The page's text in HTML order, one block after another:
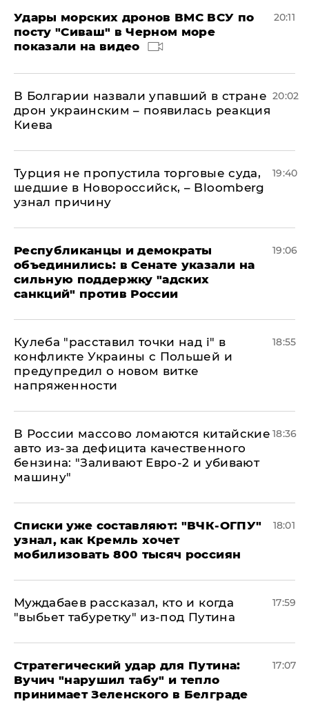
Удары морских дронов ВМС ВСУ по
посту "Сиваш" в Черном море
показали на видео
20:11
В Болгарии назвали упавший в стране
дрон украинским – появилась реакция
Киева
20:02
Турция не пропустила торговые суда,
шедшие в Новороссийск, – Bloomberg
узнал причину
19:40
Республиканцы и демократы
объединились: в Сенате указали на
сильную поддержку "адских
санкций" против России
19:06
Кулеба "расставил точки над і" в
конфликте Украины с Польшей и
предупредил о новом витке
напряженности
18:55
В России массово ломаются китайские
авто из-за дефицита качественного
бензина: "Заливают Евро-2 и убивают
машину"
18:36
Списки уже составляют: "ВЧК-ОГПУ"
узнал, как Кремль хочет
мобилизовать 800 тысяч россиян
18:01
Муждабаев рассказал, кто и когда
"выбьет табуретку" из-под Путина
17:59
Стратегический удар для Путина:
Вучич "нарушил табу" и тепло
принимает Зеленского в Белграде
17:07